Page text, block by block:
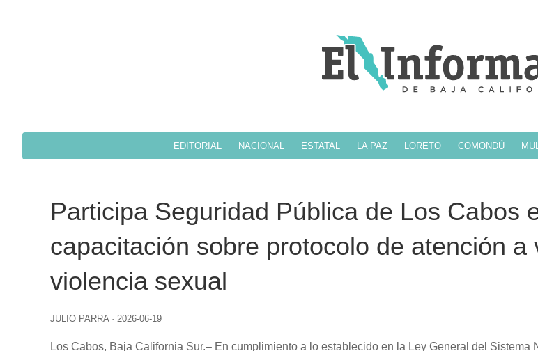
EDITORIAL NACIONAL ESTATAL LA PAZ LORETO COMONDÚ
Participa Seguridad Pública de Los Cabos
capacitación sobre protocolo de atención a
violencia sexual
JULIO PARRA · 2026-06-19
Los Cabos, Baja California Sur.– En cumplimiento a lo establecido en la Ley General del Sistema